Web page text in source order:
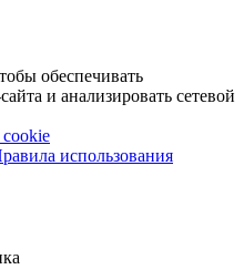
обеспечивать
и анализировать сетевой
использования